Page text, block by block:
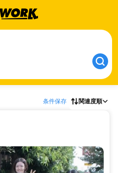
条件保存 関連度順